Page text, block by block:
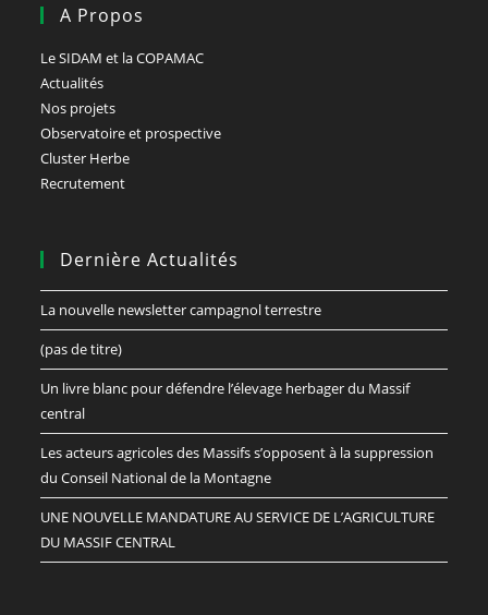
A Propos
Le SIDAM et la COPAMAC
Actualités
Nos projets
Observatoire et prospective
Cluster Herbe
Recrutement
Dernière Actualités
La nouvelle newsletter campagnol terrestre
(pas de titre)
Un livre blanc pour défendre l’élevage herbager du Massif
central
Les acteurs agricoles des Massifs s’opposent à la suppression
du Conseil National de la Montagne
UNE NOUVELLE MANDATURE AU SERVICE DE L’AGRICULTURE
DU MASSIF CENTRAL